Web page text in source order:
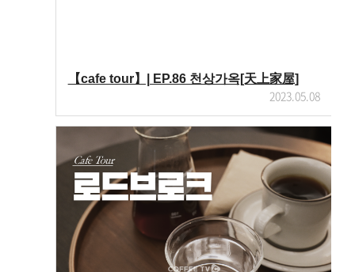
【cafe tour】| EP.86 천상가옥[天上家屋]
2023.05.08